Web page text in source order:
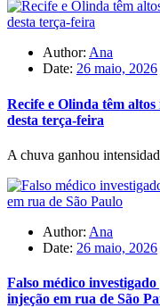
Author: Ana
Date: 26 maio, 2026
Recife e Olinda têm
desta terça-feira
A chuva ganhou
Author: Ana
Date: 26 maio, 2026
Falso médico
injeção em rua de São